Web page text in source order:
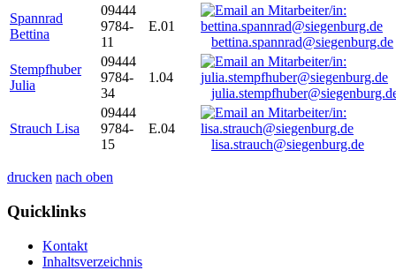
Spannrad
Bettina
09444
9784-
11
E.01
bettina.spannrad@siegenburg.de
Stempfhuber
Julia
09444
9784-
34
1.04
Strauch Lisa
09444
9784-
15
E.04
lisa.strauch@siegenburg.de
drucken nach oben
Quicklinks
Kontakt
Inhaltsverzeichnis